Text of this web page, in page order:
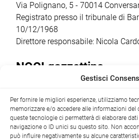
Via Polignano, 5 - 70014
Registrato presso il tribunale di
10/12/1968
Direttore responsabile: Nicola
NOCI gazzettino
+39 080 4979274|
Archivio
Gestisci
Per fornire le migliori esperienze, utilizziamo
memorizzare e/o accedere alle informazioni del
queste tecnologie ci permetterà di elaborare
navigazione o ID unici su questo sito. Non
può influire negativamente su alcune